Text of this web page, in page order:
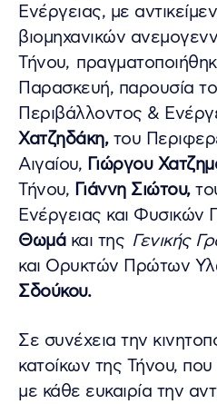
Ενέργειας, με
βιομηχανικών
Τήνου,
Παρασκευή, παρουσία
Περιβάλλοντος &
Χατζηδάκη,του
Αιγαίου, Γιώργου
Τήνου, Γιάννη Σιώτου,
Ενέργειας και Φυσικών
Θωμάκαι της Γενικής
και Ορυκτών Πρώτων
Σδούκου.
Σε συνέχεια την
κατοίκων της Τήνου,
με κάθε ευκαιρία την